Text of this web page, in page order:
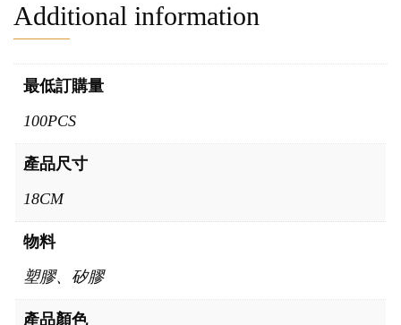
Additional information
最低訂購量
100PCS
產品尺寸
18CM
物料
塑膠、矽膠
產品顏色